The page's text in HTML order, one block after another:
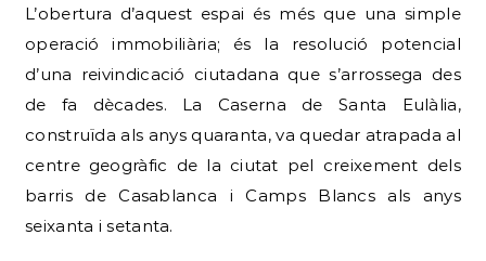
L’obertura d’aquest espai és més que una simple
operació immobiliària; és la resolució potencial
d’una reivindicació ciutadana que s’arrossega des
de fa dècades. La Caserna de Santa Eulàlia,
construïda als anys quaranta, va quedar atrapada al
centre geogràfic de la ciutat pel creixement dels
barris de Casablanca i Camps Blancs als anys
seixanta i setanta.